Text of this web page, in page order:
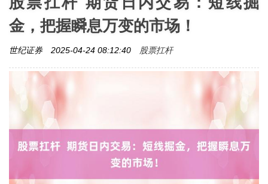
金，把握瞬息万变的市场！
世纪证券 2025-04-24 08:12:40 股票扛杆